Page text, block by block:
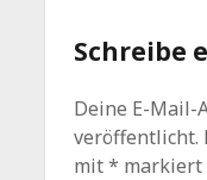
Schreibe
Deine E-Mail-
veröffentlicht.
mit* markiert